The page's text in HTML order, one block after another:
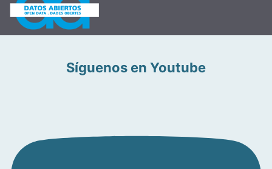
Síguenos en Youtube